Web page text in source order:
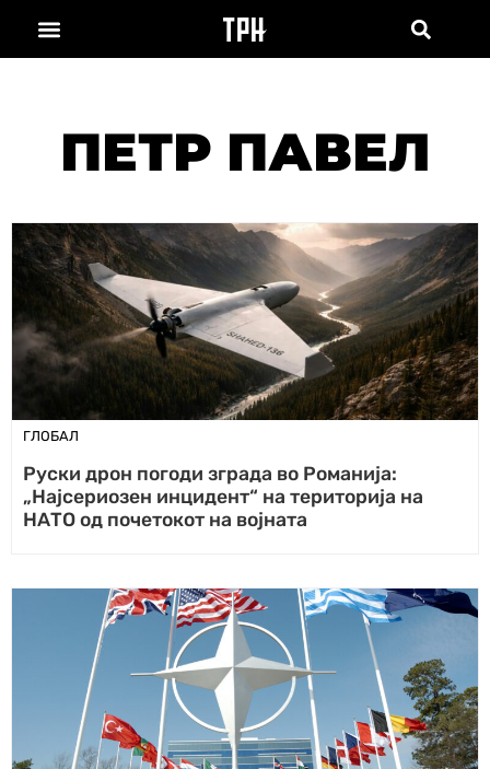
ПЕТР ПАВЕЛ
ГЛОБАЛ
Руски дрон погоди зграда во Романија:
„Најсериозен инцидент“ на територија на
НАТО од почетокот на војната